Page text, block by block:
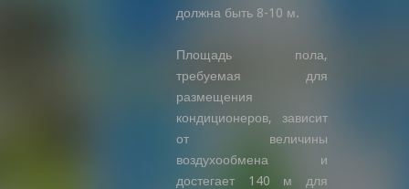
должна быть 8-10 м.
Площадь пола,
требуемая для
размещения
кондиционеров, зависит
от величины
воздухообмена и
достегает 140 м для